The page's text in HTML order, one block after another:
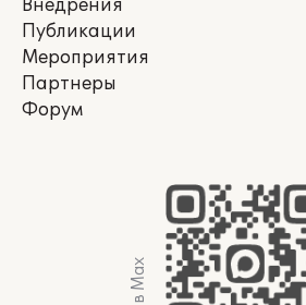
Внедрения
Публикации
Мероприятия
Партнеры
Форум